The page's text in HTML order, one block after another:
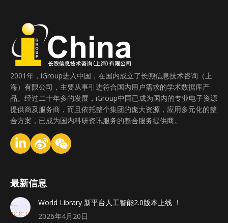
2001年，iGroup进入中国，在国内成立了长煦信息技术咨询（上
海）有限公司，主要从事引进符合国内用户需求的学术数据库产
品。经过二十年多的发展，iGroup中国已成为国内的专业电子资源
提供商及服务商，而且依托整个集团的庞大资源，应用多元化的整
合方案，已成为国内科研资讯服务的整合服务提供商。
最新信息
World Library 新平台人工智能2.0版本上线 ！
2026年4月20日